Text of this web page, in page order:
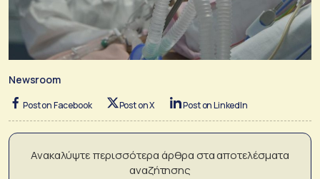
Newsroom
Post on Facebook Post on X Post on LinkedIn
Ανακαλύψτε περισσότερα άρθρα στα αποτελέσματα
αναζήτησης